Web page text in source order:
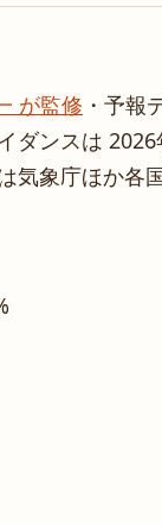
が監修 ・ 予報
ダンスは 2026
気象庁ほか